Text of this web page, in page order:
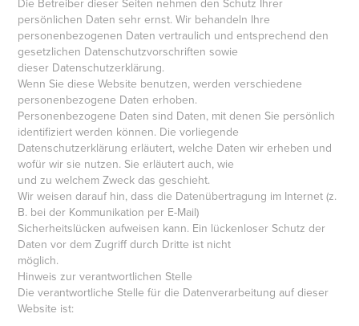
Die Betreiber dieser Seiten nehmen den Schutz Ihrer
persönlichen Daten sehr ernst. Wir behandeln Ihre
personenbezogenen Daten vertraulich und entsprechend den
gesetzlichen Datenschutzvorschriften sowie
dieser Datenschutzerklärung.
Wenn Sie diese Website benutzen, werden verschiedene
personenbezogene Daten erhoben.
Personenbezogene Daten sind Daten, mit denen Sie persönlich
identifiziert werden können. Die vorliegende
Datenschutzerklärung erläutert, welche Daten wir erheben und
wofür wir sie nutzen. Sie erläutert auch, wie
und zu welchem Zweck das geschieht.
Wir weisen darauf hin, dass die Datenübertragung im Internet (z.
B. bei der Kommunikation per E-Mail)
Sicherheitslücken aufweisen kann. Ein lückenloser Schutz der
Daten vor dem Zugriff durch Dritte ist nicht
möglich.
Hinweis zur verantwortlichen Stelle
Die verantwortliche Stelle für die Datenverarbeitung auf dieser
Website ist: